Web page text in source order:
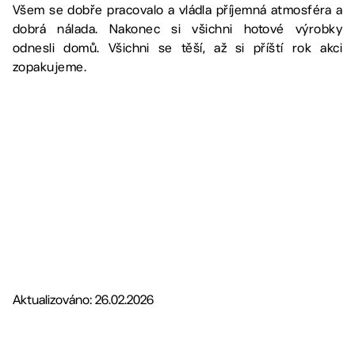
Všem se dobře pracovalo a vládla příjemná atmosféra a
dobrá nálada. Nakonec si všichni hotové výrobky
odnesli domů. Všichni se těší, až si příští rok akci
zopakujeme.
Aktualizováno: 26.02.2026